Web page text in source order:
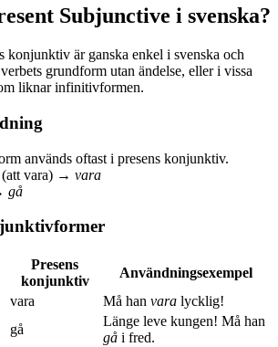
Subjunctive i svenska?
konjunktiv är ganska enkel i svenska och
grundform utan ändelse, eller i vissa
liknar infinitivformen.
används oftast i presens konjunktiv.
(att vara) → vara
gå
Presens
konjunktiv
Användningsexempel
vara Må han vara lycklig!
gå
Länge leve kungen! Må han
gå i fred.